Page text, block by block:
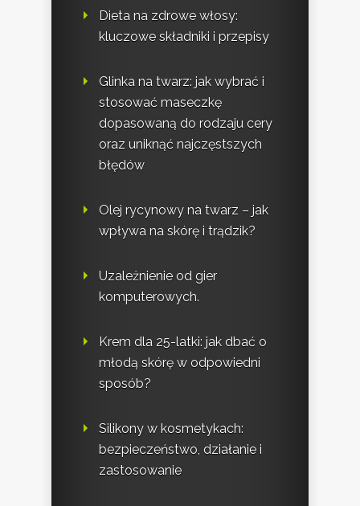
Dieta na zdrowe włosy:
kluczowe składniki i przepisy
Glinka na twarz: jak wybrać i
stosować maseczkę
dopasowaną do rodzaju cery
oraz uniknąć najczęstszych
błędów
Olej rycynowy na twarz – jak
wpływa na skórę i trądzik?
Uzależnienie od gier
komputerowych.
Krem dla 25-latki: jak dbać o
młodą skórę w odpowiedni
sposób?
Silikony w kosmetykach:
bezpieczeństwo, działanie i
zastosowanie